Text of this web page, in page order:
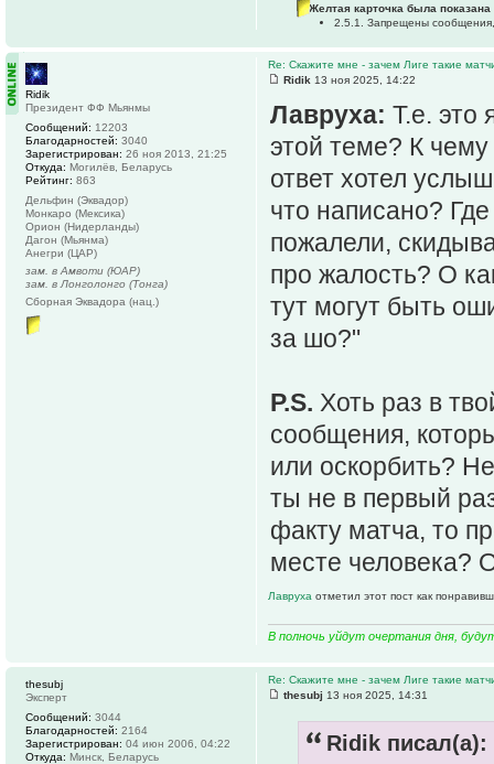
Желтая карточка была показана
2.5.1. Запрещены
Re: Скажите мне - зачем Лиге такие
Ridik 13 ноя 2025, 14:22
Лавруха: Т.е. это
этой теме? К
ответ хотел
что написано?
пожалели,
про жалость? О
тут могут быть
за шо?"
P.S. Хоть раз в
сообщения,
или оскорбить?
ты не в первый
факту матча, то
месте человека?
Лавруха отметил этот пост как
В полночь уйдут очертания дня,
Ridik
Президент ФФ Мьянмы
Сообщений: 12203
Благодарностей: 3040
Зарегистрирован: 26 ноя 2013, 21:25
Откуда: Могилёв, Беларусь
Рейтинг: 863
Дельфин (Эквадор)
Монкаро (Мексика)
Орион (Нидерланды)
Дагон (Мьянма)
Анегри (ЦАР)
зам. в Амвоти (ЮАР)
зам. в Лонголонго (Тонга)
Сборная Эквадора (нац.)
Re: Скажите мне - зачем Лиге такие
thesubj 13 ноя 2025, 14:31
Ridik писал(а):
thesubj
Эксперт
Сообщений: 3044
Благодарностей: 2164
Зарегистрирован: 04 июн 2006, 04:22
Откуда: Минск, Беларусь